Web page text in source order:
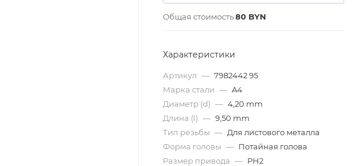
Общая стоимость80 BYN
Характеристики
Артикул — 7982442 95
Марка стали — A4
Диаметр (d) — 4,20 mm
Длина (l) — 9,50 mm
Тип резьбы — Для листового металла
Форма головы — Потайная голова
Размер привода — PH2